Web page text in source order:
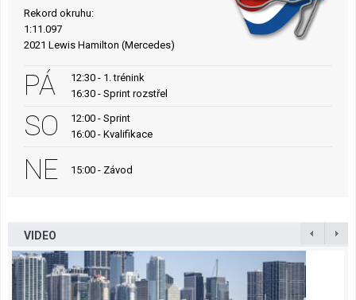
Rekord okruhu:
1:11.097
2021 Lewis Hamilton (Mercedes)
PÁ
12:30 - 1. trénink
16:30 - Sprint rozstřel
SO
12:00 - Sprint
16:00 - Kvalifikace
NE 15:00 - Závod
VIDEO